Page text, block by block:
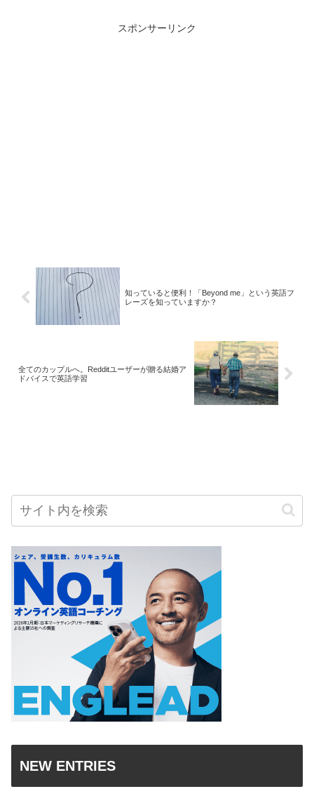
スポンサーリンク
知っていると便利！「Beyond me」という英語フ
レーズを知っていますか？
全てのカップルへ。Redditユーザーが贈る結婚ア
ドバイスで英語学習
NEW ENTRIES